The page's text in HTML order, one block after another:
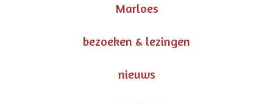
Marloes
bezoeken & lezingen
nieuws